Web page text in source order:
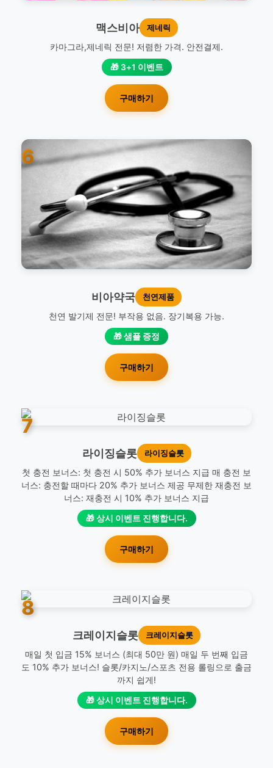
맥스비아 제네릭
카마그라,제네릭 전문! 저렴한 가격. 안전결제.
🎁 3+1 이벤트
구매하기
6
비아약국 천연제품
천연 발기제 전문! 부작용 없음. 장기복용 가능.
🎁 샘플 증정
구매하기
7
라이징슬롯 라이징슬롯
첫 충전 보너스: 첫 충전 시 50% 추가 보너스 지급 매 충전 보
너스: 충전할 때마다 20% 추가 보너스 제공 무제한 재충전 보
너스: 재충전 시 10% 추가 보너스 지급
🎁 상시 이벤트 진행합니다.
구매하기
8
크레이지슬롯 크레이지슬롯
매일 첫 입금 15% 보너스 (최대 50만 원) 매일 두 번째 입금
도 10% 추가 보너스! 슬롯/카지노/스포츠 전용 롤링으로 출금
까지 쉽게!
🎁 상시 이벤트 진행합니다.
구매하기